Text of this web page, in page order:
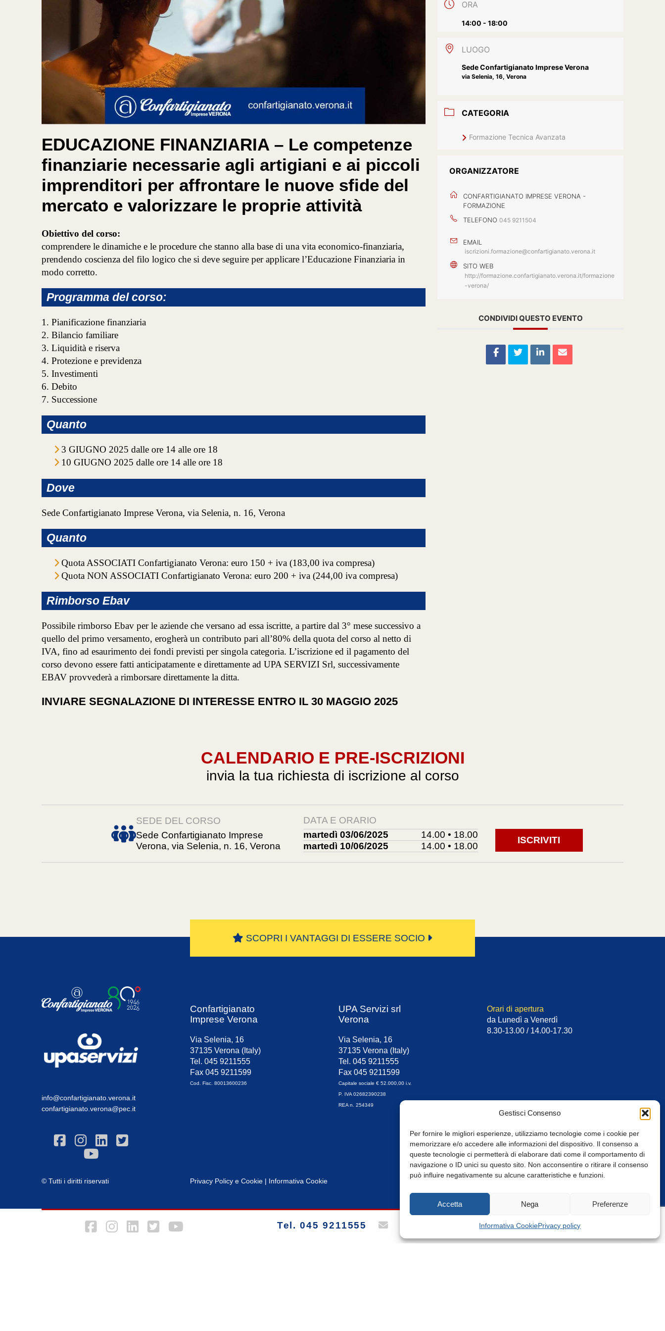
Gestisci Consenso
Per fornire le migliori esperienze, utilizziamo tecnologie come i cookie per
memorizzare e/o accedere alle informazioni del dispositivo. Il consenso a
queste tecnologie ci permetterà di elaborare dati come il comportamento di
navigazione o ID unici su questo sito. Non acconsentire o ritirare il consenso
può influire negativamente su alcune caratteristiche e funzioni.
Accetta Nega Preferenze
Informativa CookiePrivacy policy
ORA
14:00 - 18:00
LUOGO
Sede Confartigianato Imprese Verona
via Selenia, 16, Verona
CATEGORIA
Formazione Tecnica Avanzata
ORGANIZZATORE
CONFARTIGIANATO IMPRESE VERONA -
FORMAZIONE
TELEFONO 045 9211504
EMAIL
iscrizioni.formazione@confartigianato.verona.it
SITO WEB
http://formazione.confartigianato.verona.it/formazione
-verona/
CONDIVIDI QUESTO EVENTO
EDUCAZIONE FINANZIARIA – Le competenze
finanziarie necessarie agli artigiani e ai piccoli
imprenditori per affrontare le nuove sfide del
mercato e valorizzare le proprie attività
Obiettivo del corso:
comprendere le dinamiche e le procedure che stanno alla base di una vita economico-finanziaria,
prendendo coscienza del filo logico che si deve seguire per applicare l’Educazione Finanziaria in
modo corretto.
Programma del corso:
1. Pianificazione finanziaria
2. Bilancio familiare
3. Liquidità e riserva
4. Protezione e previdenza
5. Investimenti
6. Debito
7. Successione
Quanto
3 GIUGNO 2025 dalle ore 14 alle ore 18
10 GIUGNO 2025 dalle ore 14 alle ore 18
Dove
Sede Confartigianato Imprese Verona, via Selenia, n. 16, Verona
Quanto
Quota ASSOCIATI Confartigianato Verona: euro 150 + iva (183,00 iva compresa)
Quota NON ASSOCIATI Confartigianato Verona: euro 200 + iva (244,00 iva compresa)
Rimborso Ebav
Possibile rimborso Ebav per le aziende che versano ad essa iscritte, a partire dal 3° mese successivo a
quello del primo versamento, erogherà un contributo pari all’80% della quota del corso al netto di
IVA, fino ad esaurimento dei fondi previsti per singola categoria. L’iscrizione ed il pagamento del
corso devono essere fatti anticipatamente e direttamente ad UPA SERVIZI Srl, successivamente
EBAV provvederà a rimborsare direttamente la ditta.
INVIARE SEGNALAZIONE DI INTERESSE ENTRO IL 30 MAGGIO 2025
CALENDARIO E PRE-ISCRIZIONI
invia la tua richiesta di iscrizione al corso
SEDE DEL CORSO
Sede Confartigianato Imprese
Verona, via Selenia, n. 16, Verona
DATA E ORARIO
martedì 03/06/2025
14.00 • 18.00
martedì 10/06/2025
14.00 • 18.00
ISCRIVITI
SCOPRI I VANTAGGI DI ESSERE SOCIO
info@confartigianato.verona.it
confartigianato.verona@pec.it
Confartigianato
Imprese Verona
Via Selenia, 16
37135 Verona (Italy)
Tel. 045 9211555
Fax 045 9211599
Cod. Fisc. 80013600236
UPA Servizi srl
Verona
Via Selenia, 16
37135 Verona (Italy)
Tel. 045 9211555
Fax 045 9211599
Capitale sociale € 52.000,00 i.v.
P. IVA 02682390238
REA n. 254349
Orari di apertura
da Lunedì a Venerdì
8.30-13.00 / 14.00-17.30
© Tutti i diritti riservati Privacy Policy e Cookie | Informativa Cookie
Tel. 045 9211555